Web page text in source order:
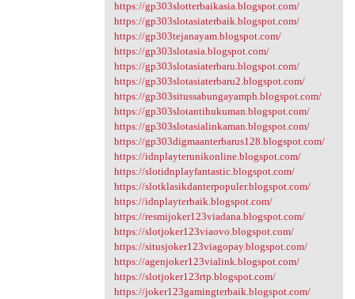
https://gp303slotterbaikasia.blogspot.com/
https://gp303slotasiaterbaik.blogspot.com/
https://gp303tejanayam.blogspot.com/
https://gp303slotasia.blogspot.com/
https://gp303slotasiaterbaru.blogspot.com/
https://gp303slotasiaterbaru2.blogspot.com/
https://gp303situssabungayamph.blogspot.com/
https://gp303slotantihukuman.blogspot.com/
https://gp303slotasialinkaman.blogspot.com/
https://gp303digmaanterbarus128.blogspot.com/
https://idnplayterunikonline.blogspot.com/
https://slotidnplayfantastic.blogspot.com/
https://slotklasikdanterpopuler.blogspot.com/
https://idnplayterbaik.blogspot.com/
https://resmijoker123viadana.blogspot.com/
https://slotjoker123viaovo.blogspot.com/
https://situsjoker123viagopay.blogspot.com/
https://agenjoker123vialink.blogspot.com/
https://slotjoker123rtp.blogspot.com/
https://joker123gamingterbaik.blogspot.com/